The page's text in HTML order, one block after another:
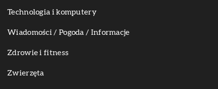
Technologia i komputery
Wiadomości / Pogoda / Informacje
Zdrowie i fitness
Zwierzęta